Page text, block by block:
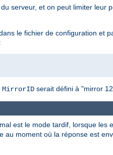
serveur, et on peut limiter leur
le fichier de configuration et
MirrorID serait défini à "mirror
est le mode tardif, lorsque les
au moment où la réponse est